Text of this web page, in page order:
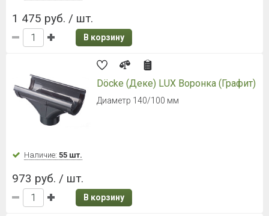
1 475 руб. / шт.
В корзину
Döcke (Деке) LUX Воронка (Графит)
Диаметр 140/100 мм
Наличие: 55 шт.
973 руб. / шт.
В корзину